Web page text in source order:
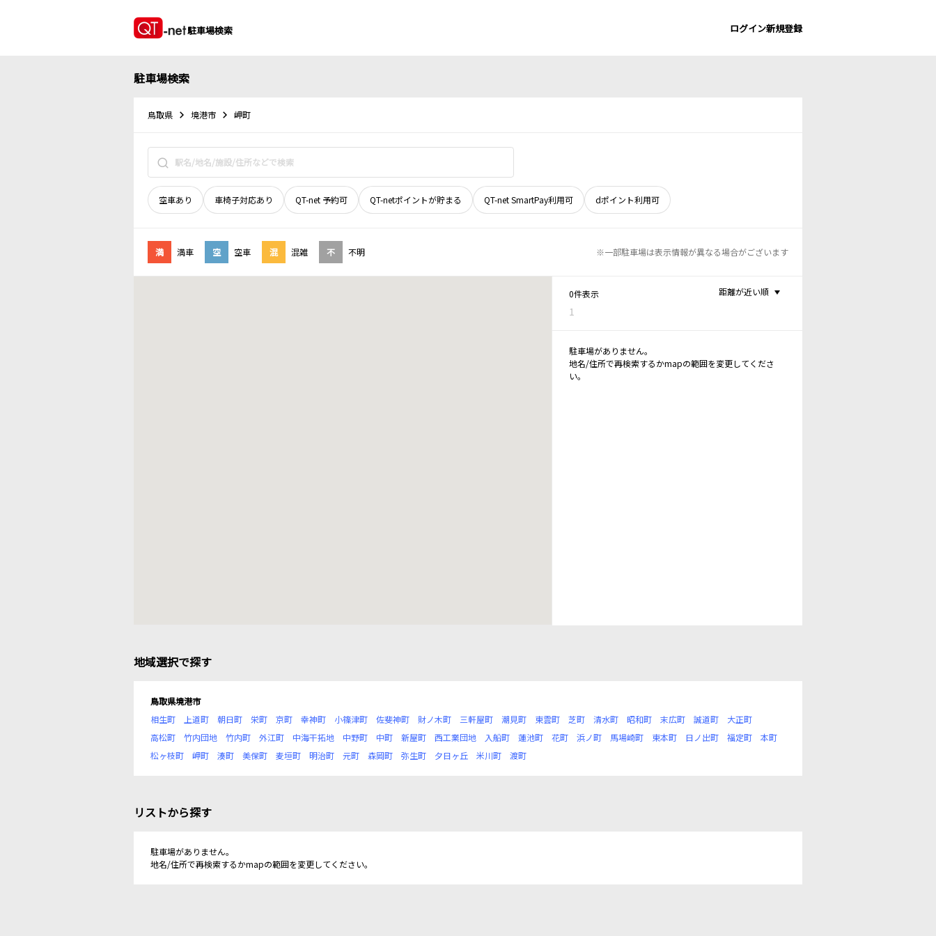
駐車場検索 ログイン新規登録
駐車場検索
鳥取県 境港市 岬町
空車あり 車椅子対応あり QT-net 予約可 QT-netポイントが貯まる QT-net SmartPay利用可 dポイント利用可
満 満車 空 空車 混 混雑 不 不明 ※一部駐車場は表示情報が異なる場合がございます
0件表示
1
距離が近い順
駐車場がありません。
地名/住所で再検索するかmapの範囲を変更してくださ
い。
地域選択で探す
鳥取県境港市
相生町
上道町 朝日町 栄町 京町 幸神町 小篠津町 佐斐神町 財ノ木町 三軒屋町 潮見町 東雲町 芝町 清水町 昭和町 末広町 誠道町
大正町
高松町
竹内団地 竹内町 外江町 中海干拓地 中野町 中町 新屋町 西工業団地 入船町 蓮池町 花町 浜ノ町 馬場崎町 東本町 日ノ出町 福定町
本町
松ヶ枝町
岬町 湊町 美保町 麦垣町 明治町 元町 森岡町 弥生町 夕日ヶ丘 米川町 渡町
リストから探す
駐車場がありません。
地名/住所で再検索するかmapの範囲を変更してください。